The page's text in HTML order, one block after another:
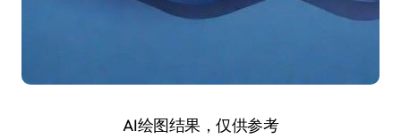
AI绘图结果，仅供参考